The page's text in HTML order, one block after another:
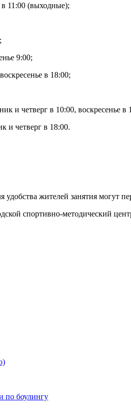
11:00 (выходные);
9:00;
в 18:00;
и четверг в 10:00, воскресенье в
и четверг в 18:00.
удобства жителей занятия могут
спортивно-методический
по боулингу